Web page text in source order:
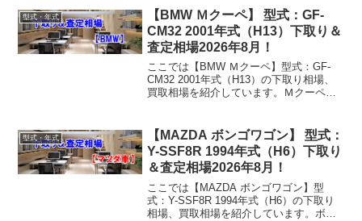
型式・年式
【BMW Ｍクーペ】 型式：GF-
CM32 2001年式（H13）下取り＆
査定相場2026年8月！
ここでは【BMW Ｍクーペ】型式：GF-
CM32 2001年式（H13）の下取り相場、
買取相場を紹介しています。Ｍクーペ
万円買取り相場：マイナス1万...
型式・年式
【MAZDA ボンゴワゴン】 型式：
Y-SSF8R 1994年式（H6）下取り
＆査定相場2026年8月！
ここでは【MAZDA ボンゴワゴン】型
式：Y-SSF8R 1994年式（H6）の下取り
相場、買取相場を紹介しています。ボン